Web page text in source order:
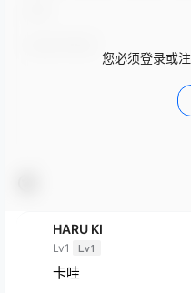
您必须登录或
HARU KI
Lv1 Lv1
卡哇